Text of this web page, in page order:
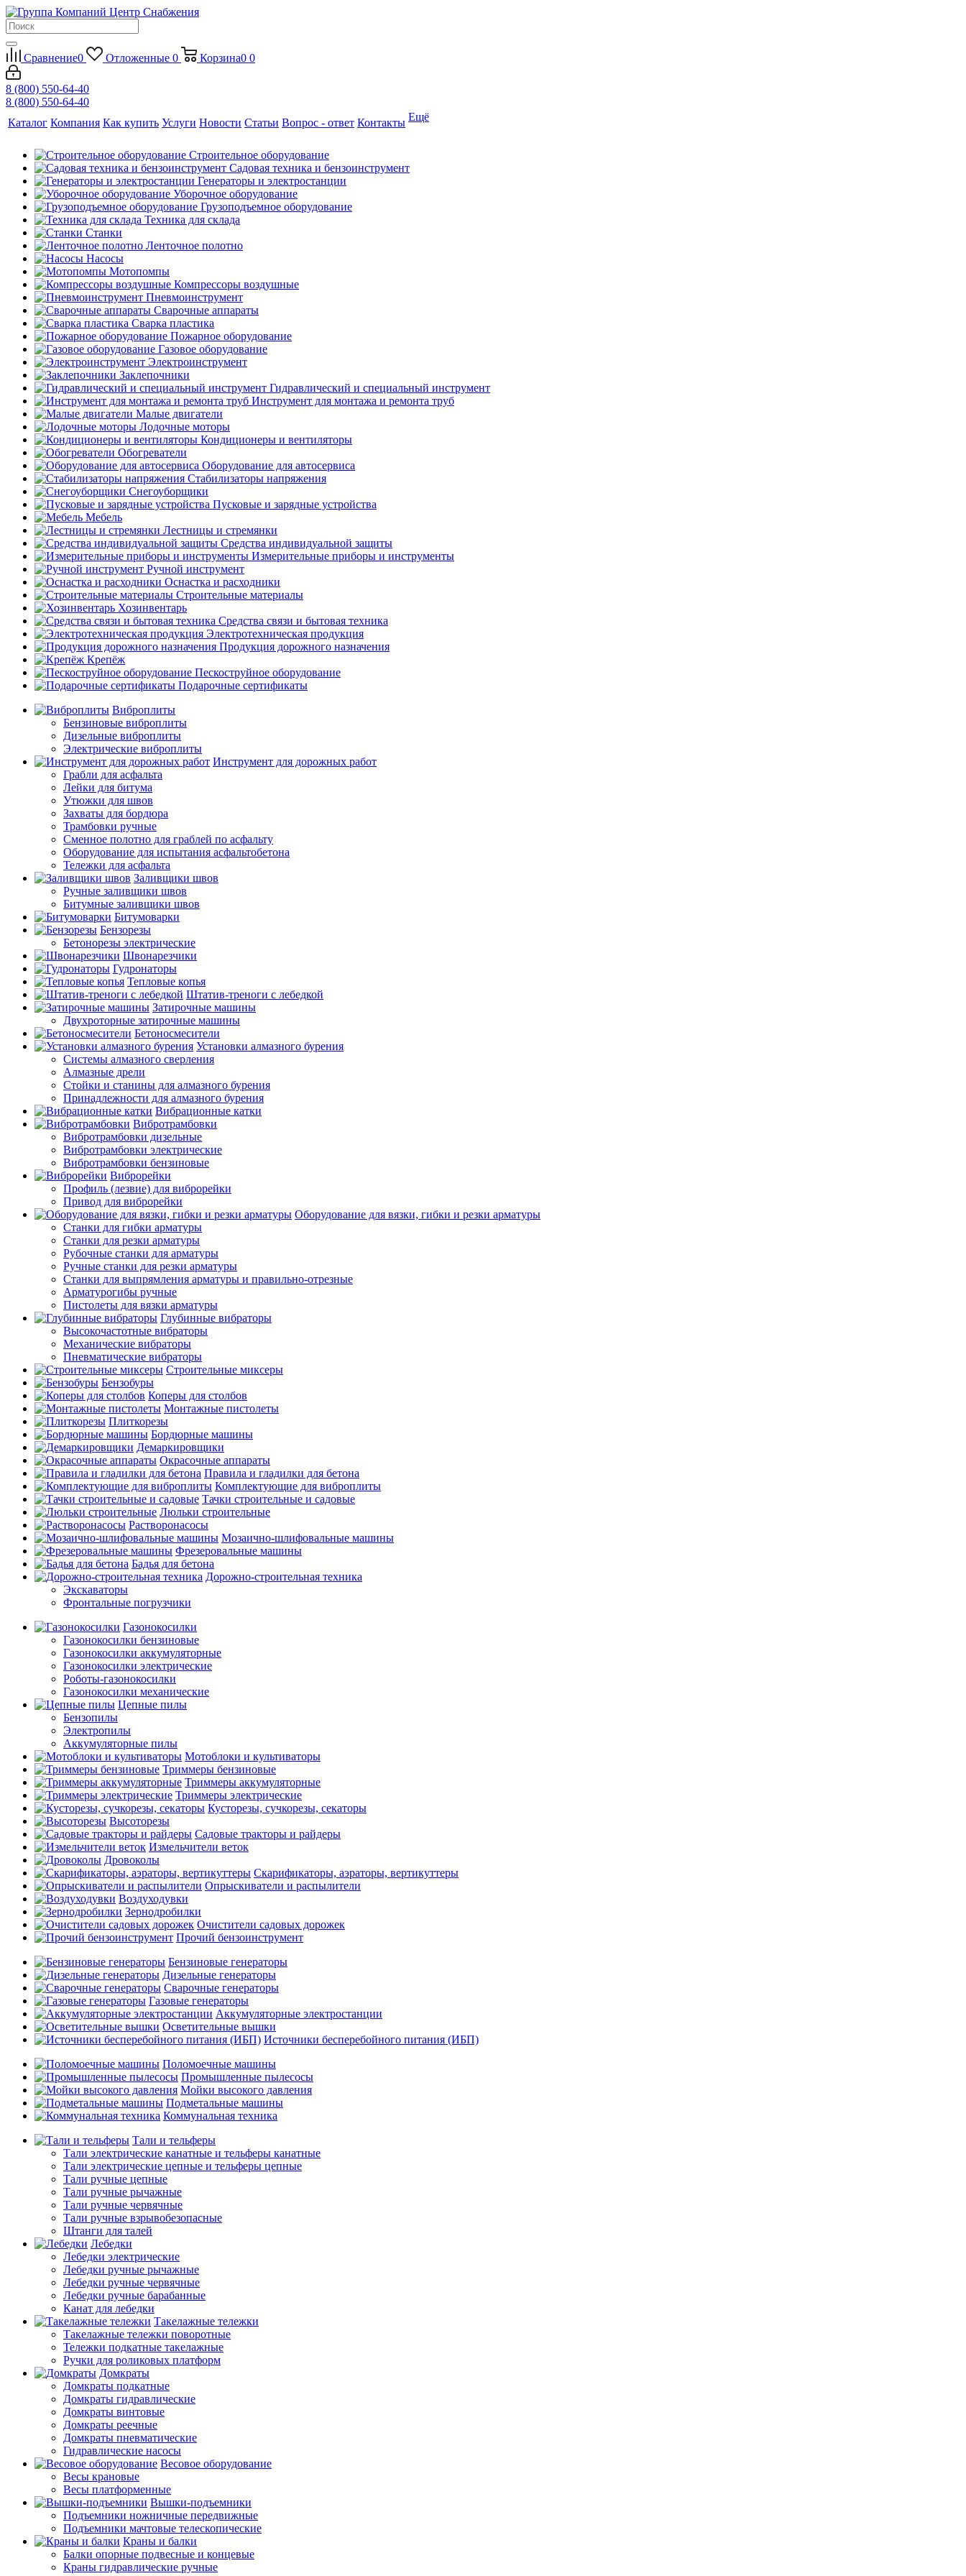
Сравнение0 Отложенные 0 Корзина0 0
8 (800) 550-64-40
8 (800) 550-64-40
Каталог Компания Как купить Услуги Новости Статьи Вопрос - ответ Контакты Ещё
Строительное оборудование
Садовая техника и бензоинструмент
Генераторы и электростанции
Уборочное оборудование
Грузоподъемное оборудование
Техника для склада
Станки
Ленточное полотно
Насосы
Мотопомпы
Компрессоры воздушные
Пневмоинструмент
Сварочные аппараты
Сварка пластика
Пожарное оборудование
Газовое оборудование
Электроинструмент
Заклепочники
Гидравлический и специальный инструмент
Инструмент для монтажа и ремонта труб
Малые двигатели
Лодочные моторы
Кондиционеры и вентиляторы
Обогреватели
Оборудование для автосервиса
Стабилизаторы напряжения
Снегоуборщики
Пусковые и зарядные устройства
Мебель
Лестницы и стремянки
Средства индивидуальной защиты
Измерительные приборы и инструменты
Ручной инструмент
Оснастка и расходники
Строительные материалы
Хозинвентарь
Средства связи и бытовая техника
Электротехническая продукция
Продукция дорожного назначения
Крепёж
Пескоструйное оборудование
Подарочные сертификаты
Виброплиты
Бензиновые виброплиты
Дизельные виброплиты
Электрические виброплиты
Инструмент для дорожных работ
Грабли для асфальта
Лейки для битума
Утюжки для швов
Захваты для бордюра
Трамбовки ручные
Сменное полотно для граблей по асфальту
Оборудование для испытания асфальтобетона
Тележки для асфальта
Заливщики швов
Ручные заливщики швов
Битумные заливщики швов
Битумоварки
Бензорезы
Бетонорезы электрические
Швонарезчики
Гудронаторы
Тепловые копья
Штатив-треноги с лебедкой
Затирочные машины
Двухроторные затирочные машины
Бетоносмесители
Установки алмазного бурения
Системы алмазного сверления
Алмазные дрели
Стойки и станины для алмазного бурения
Принадлежности для алмазного бурения
Вибрационные катки
Вибротрамбовки
Вибротрамбовки дизельные
Вибротрамбовки электрические
Вибротрамбовки бензиновые
Виброрейки
Профиль (лезвие) для виброрейки
Привод для виброрейки
Оборудование для вязки, гибки и резки арматуры
Станки для гибки арматуры
Станки для резки арматуры
Рубочные станки для арматуры
Ручные станки для резки арматуры
Станки для выпрямления арматуры и правильно-отрезные
Арматурогибы ручные
Пистолеты для вязки арматуры
Глубинные вибраторы
Высокочастотные вибраторы
Механические вибраторы
Пневматические вибраторы
Строительные миксеры
Бензобуры
Коперы для столбов
Монтажные пистолеты
Плиткорезы
Бордюрные машины
Демаркировщики
Окрасочные аппараты
Правила и гладилки для бетона
Комплектующие для виброплиты
Тачки строительные и садовые
Люльки строительные
Растворонасосы
Мозаично-шлифовальные машины
Фрезеровальные машины
Бадья для бетона
Дорожно-строительная техника
Экскаваторы
Фронтальные погрузчики
Газонокосилки
Газонокосилки бензиновые
Газонокосилки аккумуляторные
Газонокосилки электрические
Роботы-газонокосилки
Газонокосилки механические
Цепные пилы
Бензопилы
Электропилы
Аккумуляторные пилы
Мотоблоки и культиваторы
Триммеры бензиновые
Триммеры аккумуляторные
Триммеры электрические
Кусторезы, сучкорезы, секаторы
Высоторезы
Садовые тракторы и райдеры
Измельчители веток
Дровоколы
Скарификаторы, аэраторы, вертикуттеры
Опрыскиватели и распылители
Воздуходувки
Зернодробилки
Очистители садовых дорожек
Прочий бензоинструмент
Бензиновые генераторы
Дизельные генераторы
Сварочные генераторы
Газовые генераторы
Аккумуляторные электростанции
Осветительные вышки
Источники бесперебойного питания (ИБП)
Поломоечные машины
Промышленные пылесосы
Мойки высокого давления
Подметальные машины
Коммунальная техника
Тали и тельферы
Тали электрические канатные и тельферы канатные
Тали электрические цепные и тельферы цепные
Тали ручные цепные
Тали ручные рычажные
Тали ручные червячные
Тали ручные взрывобезопасные
Штанги для талей
Лебедки
Лебедки электрические
Лебедки ручные рычажные
Лебедки ручные червячные
Лебедки ручные барабанные
Канат для лебедки
Такелажные тележки
Такелажные тележки поворотные
Тележки подкатные такелажные
Ручки для роликовых платформ
Домкраты
Домкраты подкатные
Домкраты гидравлические
Домкраты винтовые
Домкраты реечные
Домкраты пневматические
Гидравлические насосы
Весовое оборудование
Весы крановые
Весы платформенные
Вышки-подъемники
Подъемники ножничные передвижные
Подъемники мачтовые телескопические
Краны и балки
Балки опорные подвесные и концевые
Краны гидравлические ручные